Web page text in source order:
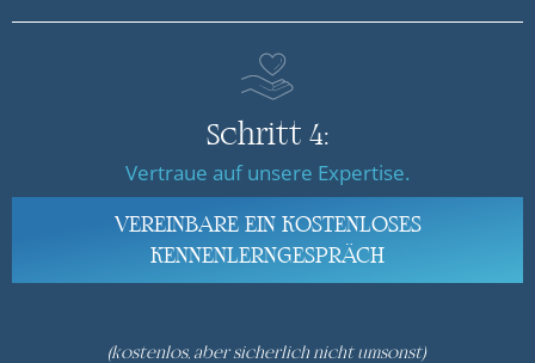
Schritt 4:
Vertraue auf unsere Expertise.
VEREINBARE EIN KOSTENLOSES
KENNENLERNGESPRÄCH
(kostenlos, aber sicherlich nicht umsonst)